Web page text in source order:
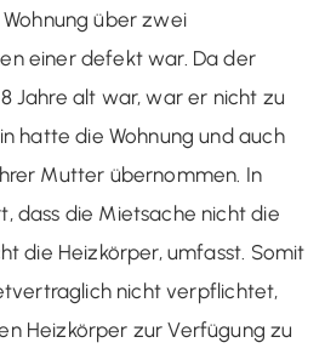
über zwei
einer defekt war. Da der
Jahre alt war, war er nicht zu
hatte die Wohnung und auch
Mutter übernommen. In
dass die Mietsache nicht die
die Heizkörper, umfasst. Somit
nicht verpflichtet,
Heizkörper zur Verfügung zu